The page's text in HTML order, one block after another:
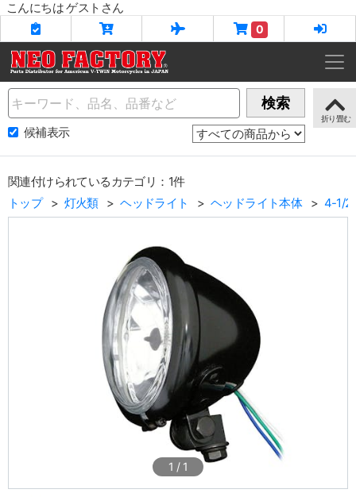
こんにちは ゲストさん
0
Name 検索
候補表示
関連付けられているカテゴリ：1件
トップ
灯火類 ヘッドライト ヘッドライト本体 4-1/
1 / 1